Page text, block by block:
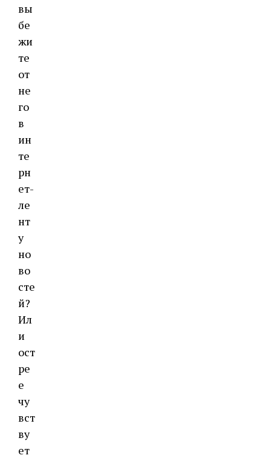
вы
бе
жи
те
от
не
го
в
ин
те
рн
ет-
ле
нт
у
но
во
сте
й?
Ил
и
ост
ре
е
чу
вст
ву
ет